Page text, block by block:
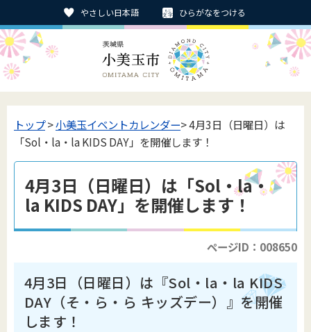
やさしい日本語 ひらがなをつける
トップ>小美玉イベントカレンダー> 4月3日（日曜日）は
「Sol・la・la KIDS DAY」を開催します！
4月3日（日曜日）は「Sol・la・
la KIDS DAY」を開催します！
ページID：008650
4月3日（日曜日）は『Sol・la・la KIDS
DAY（そ・ら・ら キッズデー）』を開催
します！